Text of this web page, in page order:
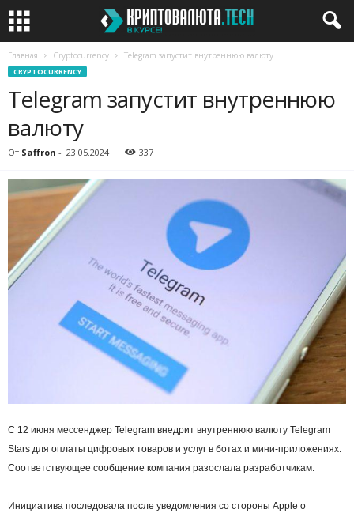
Главная Cryptocurrency Telegram запустит внутреннюю валюту
CRYPTOCURRENCY
Telegram запустит внутреннюю
валюту
От Saffron - 23.05.2024 337
С 12 июня мессенджер Telegram внедрит внутреннюю валюту Telegram
Stars для оплаты цифровых товаров и услуг в ботах и мини-приложениях.
Соответствующее сообщение компания разослала разработчикам.
Инициатива последовала после уведомления со стороны Apple о